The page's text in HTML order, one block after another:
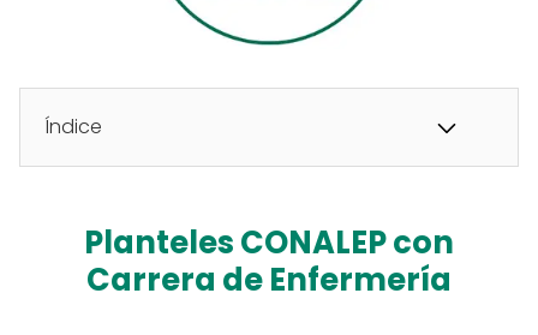
Índice
Planteles CONALEP con
Carrera de Enfermería